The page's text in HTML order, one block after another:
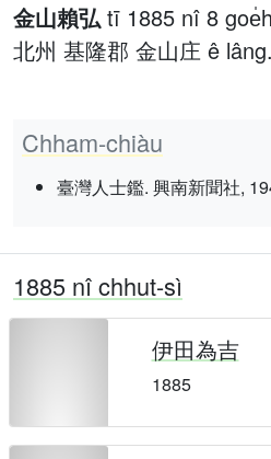
金山賴弘 tī 1885 nî 8
北州 基隆郡 金山庄 ê lâng.
Chham-chiàu
臺灣人士鑑. 興南新聞社,
1885 nî chhut-sì
伊田為吉
1885